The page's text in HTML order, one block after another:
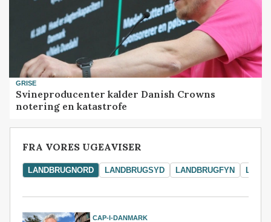
GRISE
Svineproducenter kalder Danish Crowns
notering en katastrofe
FRA VORES UGEAVISER
LANDBRUGNORD LANDBRUGSYD LANDBRUGFYN
CAP-I-DANMARK